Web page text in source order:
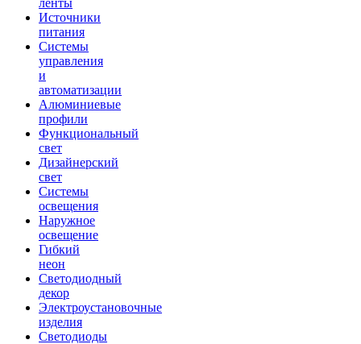
ленты
Источники
питания
Системы
управления
и
автоматизации
Алюминиевые
профили
Функциональный
свет
Дизайнерский
свет
Системы
освещения
Наружное
освещение
Гибкий
неон
Светодиодный
декор
Электроустановочные
изделия
Светодиоды